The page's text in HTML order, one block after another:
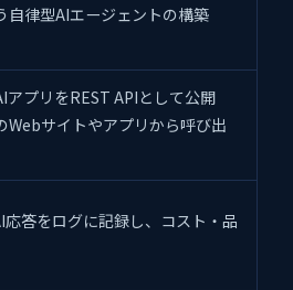
自律型AIエージェントの構築
アプリをREST APIとして公開
Webサイトやアプリから呼び出
応答をログに記録し、コスト・品